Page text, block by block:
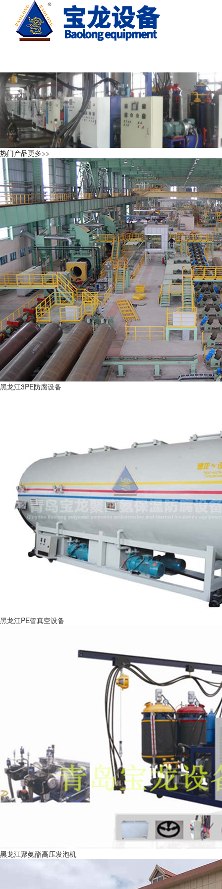
热门产品更多>>
黑龙江3PE防腐设备
黑龙江PE管真空设备
黑龙江聚氨酯高压发泡机